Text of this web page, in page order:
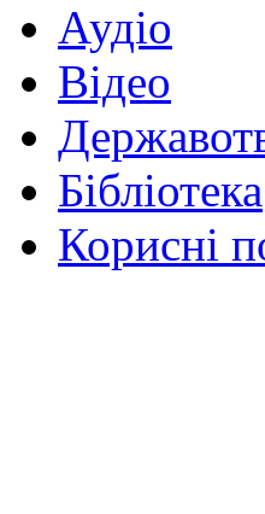
Аудіо
Відео
Бібліотека
Корисні